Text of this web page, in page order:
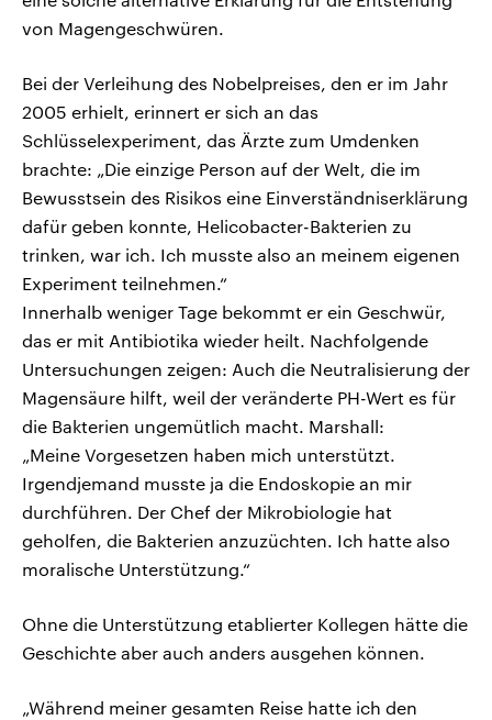
von Magengeschwüren.
Bei der Verleihung des Nobelpreises, den er im Jahr
2005 erhielt, erinnert er sich an das
Schlüsselexperiment, das Ärzte zum Umdenken
brachte: „Die einzige Person auf der Welt, die im
Bewusstsein des Risikos eine Einverständniserklärung
dafür geben konnte, Helicobacter-Bakterien zu
trinken, war ich. Ich musste also an meinem eigenen
Experiment teilnehmen.“
Innerhalb weniger Tage bekommt er ein Geschwür,
das er mit Antibiotika wieder heilt. Nachfolgende
Untersuchungen zeigen: Auch die Neutralisierung der
Magensäure hilft, weil der veränderte PH-Wert es für
die Bakterien ungemütlich macht. Marshall:
„Meine Vorgesetzen haben mich unterstützt.
Irgendjemand musste ja die Endoskopie an mir
durchführen. Der Chef der Mikrobiologie hat
geholfen, die Bakterien anzuzüchten. Ich hatte also
moralische Unterstützung.“
Ohne die Unterstützung etablierter Kollegen hätte die
Geschichte aber auch anders ausgehen können.
„Während meiner gesamten Reise hatte ich den